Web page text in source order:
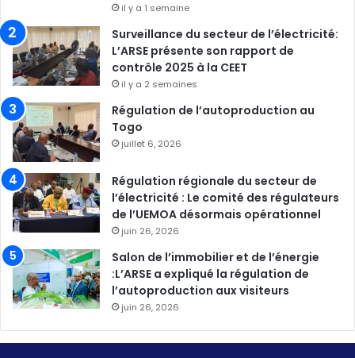
il y a 1 semaine
Surveillance du secteur de l’électricité:
L’ARSE présente son rapport de
contrôle 2025 à la CEET
il y a 2 semaines
Régulation de l’autoproduction au
Togo
juillet 6, 2026
Régulation régionale du secteur de
l’électricité : Le comité des régulateurs
de l’UEMOA désormais opérationnel
juin 26, 2026
Salon de l’immobilier et de l’énergie
:L’ARSE a expliqué la régulation de
l’autoproduction aux visiteurs
juin 26, 2026